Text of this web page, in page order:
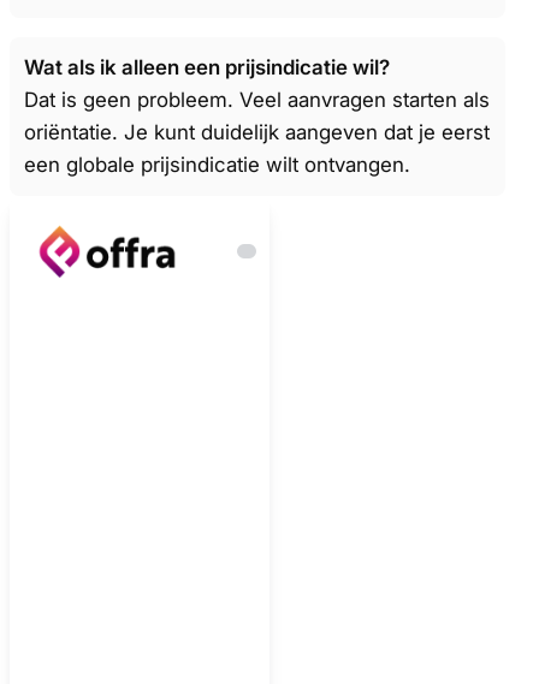
Wat als ik alleen een prijsindicatie wil?
Dat is geen probleem. Veel aanvragen starten als
oriëntatie. Je kunt duidelijk aangeven dat je eerst
een globale prijsindicatie wilt ontvangen.